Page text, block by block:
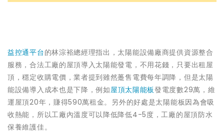
益控通平台的林淙裕總經理指出，太陽能設備廠商提供資源整合
服務，合法工廠的屋頂導入太陽能發電，不用花錢，只要出租屋
頂，穩定收購電價，業者提到雖然躉售電費每年調降，但是太陽
能設備導入成本也是下降，例如屋頂太陽能板發電度數29萬，維
運屋頂20年，賺得590萬租金。另外的好處是太陽能板因為會吸
收熱能，所以工廠內溫度可以降低降低4-5度，工廠的屋頂防水
保養維護佳。